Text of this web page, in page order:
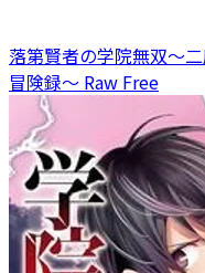
落第賢者の学院無双～
冒険録～ Raw Free